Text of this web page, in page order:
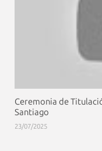
Ceremonia de
Santiago
23/07/2025